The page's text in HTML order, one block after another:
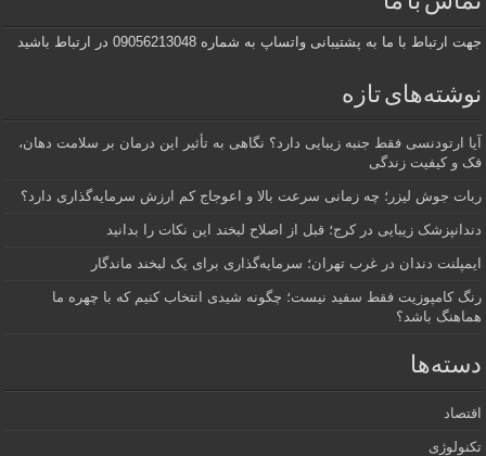
جهت ارتباط با ما به پشتیبانی واتساپ به شماره 09056213048 در ارتباط باشید
نوشته‌های تازه
آیا ارتودنسی فقط جنبه زیبایی دارد؟ نگاهی به تأثیر این درمان بر سلامت دهان،
فک و کیفیت زندگی
ربات جوش لیزر؛ چه زمانی سرعت بالا و اعوجاج کم ارزش سرمایه‌گذاری دارد؟
دندانپزشک زیبایی در کرج؛ قبل از اصلاح لبخند این نکات را بدانید
ایمپلنت دندان در غرب تهران؛ سرمایه‌گذاری برای یک لبخند ماندگار
رنگ کامپوزیت فقط سفید نیست؛ چگونه شیدی انتخاب کنیم که با چهره ما
هماهنگ باشد؟
دسته‌ها
اقتصاد
تکنولوژی